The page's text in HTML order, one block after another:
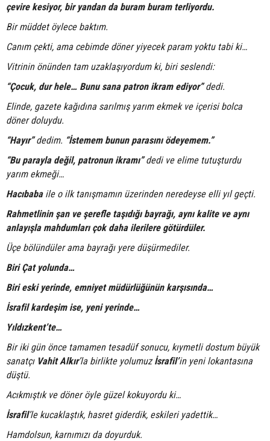
çevire kesiyor, bir yandan da buram buram terliyordu.
Bir müddet öylece baktım.
Canım çekti, ama cebimde döner yiyecek param yoktu tabi ki…
Vitrinin önünden tam uzaklaşıyordum ki, biri seslendi:
“Çocuk, dur hele… Bunu sana patron ikram ediyor”dedi.
Elinde, gazete kağıdına sarılmış yarım ekmek ve içerisi bolca
döner doluydu.
“Hayır”dedim. “İstemem bunun parasını ödeyemem.”
“Bu parayla değil, patronun ikramı”dedi ve elime tutuşturdu
yarım ekmeği…
Hacıbabaile o ilk tanışmamın üzerinden neredeyse elli yıl geçti.
Rahmetlinin şan ve şerefle taşıdığı bayrağı, aynı kalite ve aynı
anlayışla mahdumları çok daha ilerilere götürdüler.
Üçe bölündüler ama bayrağı yere düşürmediler.
Biri Çat yolunda…
Biri eski yerinde, emniyet müdürlüğünün karşısında…
İsrafil kardeşim ise, yeni yerinde…
Yıldızkent’te…
Bir iki gün önce tamamen tesadüf sonucu, kıymetli dostum büyük
sanatçı Vahit Alkır’la birlikte yolumuzİsrafil’in yeni lokantasına
düştü.
Acıkmıştık ve döner öyle güzel kokuyordu ki…
İsrafil’le kucaklaştık, hasret giderdik, eskileri yadettik…
Hamdolsun, karnımızı da doyurduk.